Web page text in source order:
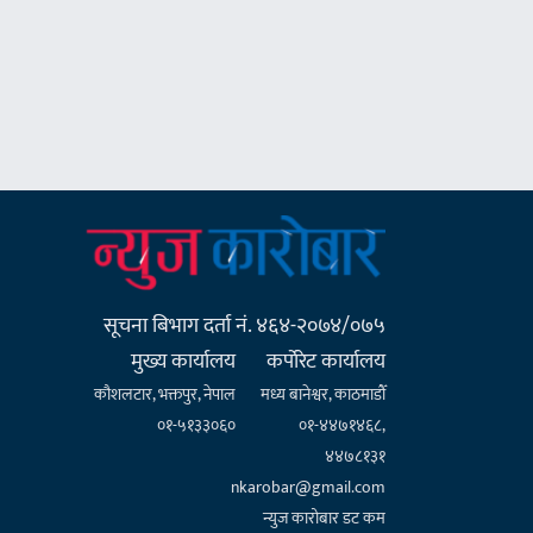
सूचना बिभाग दर्ता नं. ४६४-२०७४/०७५
मुख्य कार्यालय
कौशलटार, भक्तपुर, नेपाल
०१-५१३३०६०
कर्पाेरेट कार्यालय
मध्य बानेश्वर, काठमाडौँ
०१-४४७१४६८,
४४७८१३१
nkarobar@gmail.com
न्युज कारोबार डट कम